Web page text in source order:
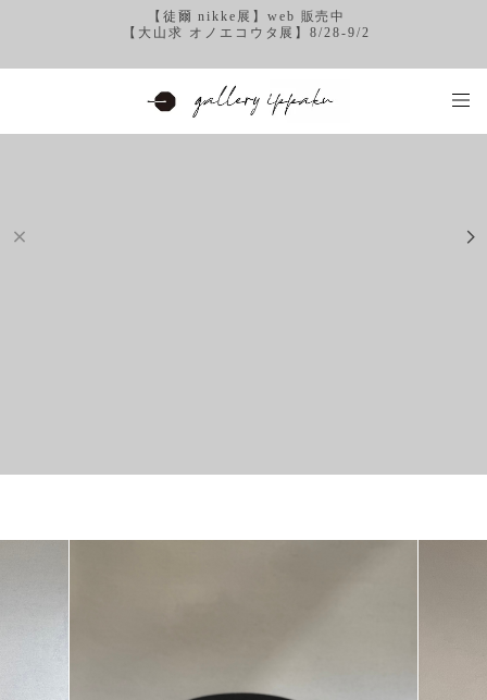
【徒爾 nikke展】web 販売中
【大山求 オノエコウタ展】8/28-9/2